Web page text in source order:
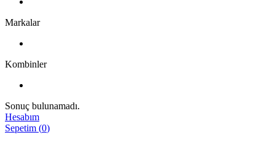
Markalar
Kombinler
Sonuç bulunamadı.
Hesabım
Sepetim (0)